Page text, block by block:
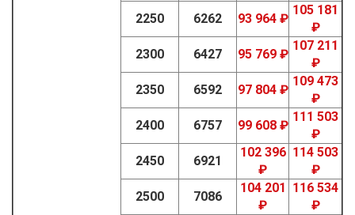
2250
6262 93 964 ₽
105 181
₽
2300
6427 95 769 ₽
107 211
₽
2350
6592 97 804 ₽
109 473
₽
2400
6757 99 608 ₽
111 503
₽
2450
6921
102 396
₽
114 503
₽
2500
7086
104 201
₽
116 534
₽